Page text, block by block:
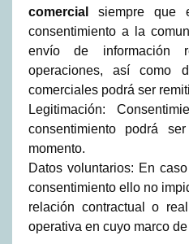
comercial
siempre que
consentimiento a la
envío de información
operaciones, así como
comerciales podrá ser
Legitimación:
consentimiento podrá
momento.
Datos voluntarios: En
consentimiento ello no
relación contractual o
operativa en cuyo marco